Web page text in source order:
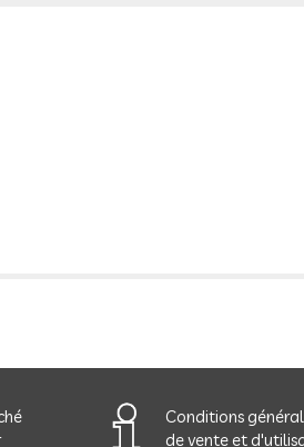
Conditions
de vente et